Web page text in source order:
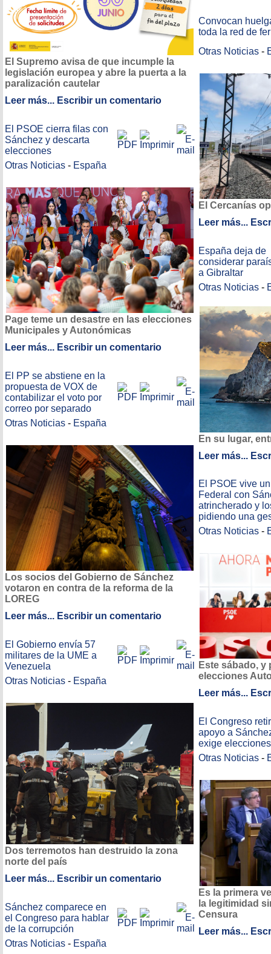
El Supremo avisa de que incumple la
legislación europea y abre la puerta a la
paralización cautelar
Leer más... Escribir un comentario
El PSOE cierra filas con
Sánchez y descarta
elecciones
Otras Noticias - España
Page teme un desastre en las elecciones
Municipales y Autonómicas
Leer más... Escribir un comentario
El PP se abstiene en la
propuesta de VOX de
contabilizar el voto por
correo por separado
Otras Noticias - España
Los socios del Gobierno de Sánchez
votaron en contra de la reforma de la
LOREG
Leer más... Escribir un comentario
El Gobierno envía 57
militares de la UME a
Venezuela
Otras Noticias - España
Dos terremotos han destruido la zona
norte del país
Leer más... Escribir un comentario
Sánchez comparece en
el Congreso para hablar
de la corrupción
Otras Noticias - España
Convocan
toda la red de
Otras Noticias -
El Cercanías
Leer más...
España deja de
considerar
a Gibraltar
Otras Noticias -
En su lugar,
Leer más...
El PSOE vive
Federal con
atrincherado y
pidiendo una
Otras Noticias -
Este sábado, y
elecciones
Leer más...
El Congreso
apoyo a
exige elecciones
Otras Noticias -
Es la primera
la legitimidad
Censura
Leer más...